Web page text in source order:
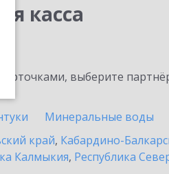
касса
выберите
Минеральные воды
край, Кабардино-
Калмыкия, Республика